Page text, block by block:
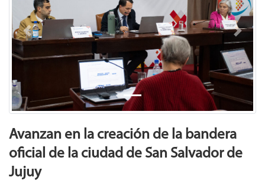
Previous Next
Avanzan en la creación de la bandera
oficial de la ciudad de San Salvador de
Jujuy